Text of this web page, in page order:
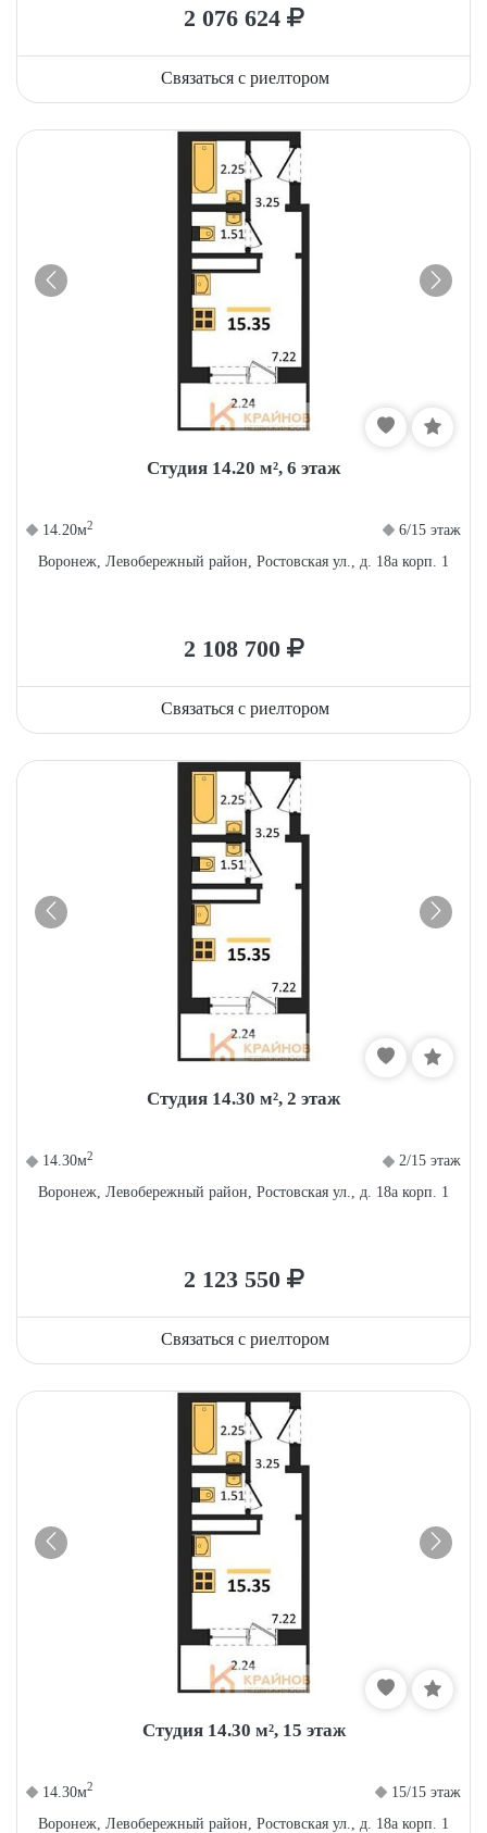
2 076 624
Связаться с риелтором
Студия 14.20 м², 6 этаж
14.20м2
6/15 этаж
Воронеж, Левобережный район, Ростовская ул., д. 18а корп. 1
2 108 700
Связаться с риелтором
Студия 14.30 м², 2 этаж
14.30м2
2/15 этаж
Воронеж, Левобережный район, Ростовская ул., д. 18а корп. 1
2 123 550
Связаться с риелтором
Студия 14.30 м², 15 этаж
14.30м2
15/15 этаж
Воронеж, Левобережный район, Ростовская ул., д. 18а корп. 1